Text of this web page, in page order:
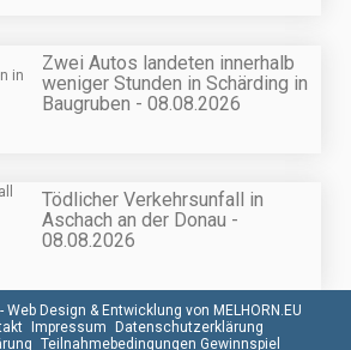
Zwei Autos landeten innerhalb
weniger Stunden in Schärding in
Baugruben - 08.08.2026
Tödlicher Verkehrsunfall in
Aschach an der Donau -
08.08.2026
Web Design & Entwicklung von MELHORN.EU
Impressum Datenschutzerklärung
Teilnahmebedingungen Gewinnspiel